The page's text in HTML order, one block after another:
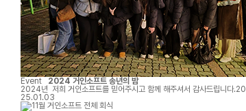
Event
2024 거인소프트 송년의 밤
2024년 저희 거인소프트를 믿어주시고 함께 해주셔서 감사드립니다
25.01.03